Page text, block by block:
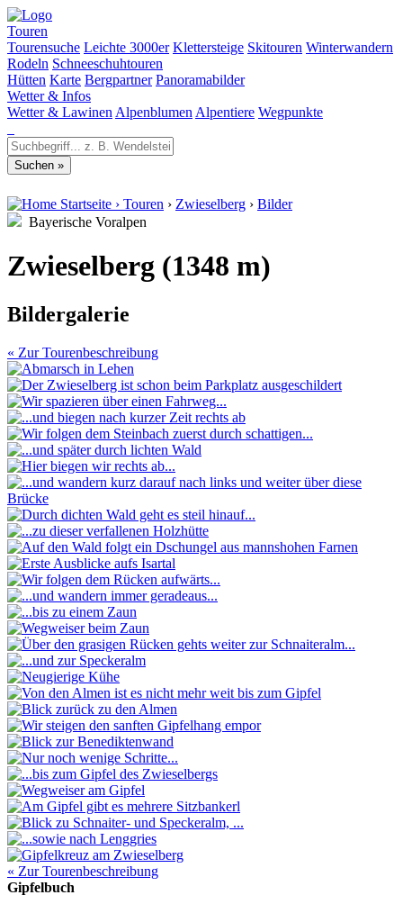
Touren
Tourensuche Leichte 3000er Klettersteige Skitouren Winterwandern
Rodeln Schneeschuhtouren
Hütten Karte Bergpartner Panoramabilder
Wetter & Infos
Wetter & Lawinen Alpenblumen Alpentiere Wegpunkte
Startseite › Touren › Zwieselberg › Bilder
Bayerische Voralpen
Zwieselberg (1348 m)
Bildergalerie
« Zur Tourenbeschreibung
« Zur Tourenbeschreibung
Gipfelbuch